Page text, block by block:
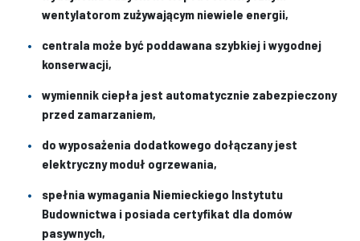
wentylatorom zużywającym niewiele energii,
centrala może być poddawana szybkiej i wygodnej
konserwacji,
wymiennik ciepła jest automatycznie zabezpieczony
przed zamarzaniem,
do wyposażenia dodatkowego dołączany jest
elektryczny moduł ogrzewania,
spełnia wymagania Niemieckiego Instytutu
Budownictwa i posiada certyfikat dla domów
pasywnych,